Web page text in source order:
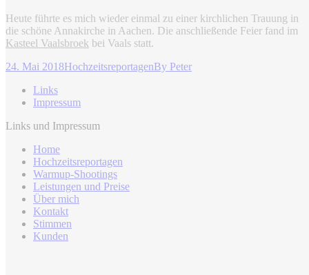
Heute führte es mich wieder einmal zu einer kirchlichen Trauung in
die schöne Annakirche in Aachen. Die anschließende Feier fand im
Kasteel Vaalsbroek bei Vaals statt.
24. Mai 2018HochzeitsreportagenBy Peter
Links
Impressum
Links und Impressum
Home
Hochzeitsreportagen
Warmup-Shootings
Leistungen und Preise
Über mich
Kontakt
Stimmen
Kunden